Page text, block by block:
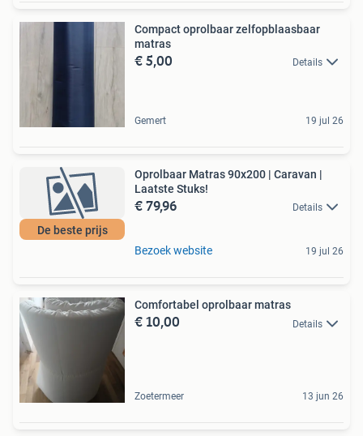
Compact oprolbaar zelfopblaasbaar
matras
€ 5,00 Details
Gemert 19 jul 26
De beste prijs
Oprolbaar Matras 90x200 | Caravan |
Laatste Stuks!
€ 79,96 Details
Bezoek website 19 jul 26
Comfortabel oprolbaar matras
€ 10,00 Details
Zoetermeer 13 jun 26